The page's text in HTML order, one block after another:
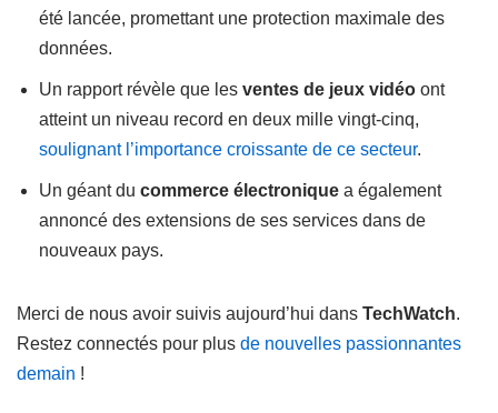
été lancée, promettant une protection maximale des
données.
Un rapport révèle que les ventes de jeux vidéo ont
atteint un niveau record en deux mille vingt-cinq,
soulignant l’importance croissante de ce secteur.
Un géant du commerce électronique a également
annoncé des extensions de ses services dans de
nouveaux pays.
Merci de nous avoir suivis aujourd’hui dans TechWatch.
Restez connectés pour plus de nouvelles passionnantes
demain !